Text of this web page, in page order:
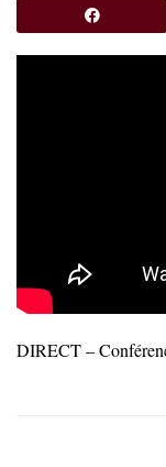
DIRECT –